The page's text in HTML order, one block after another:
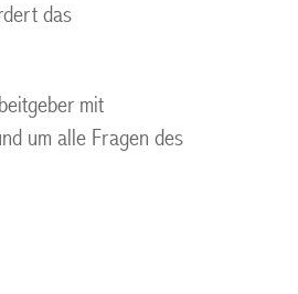
das
mit
um alle Fragen des